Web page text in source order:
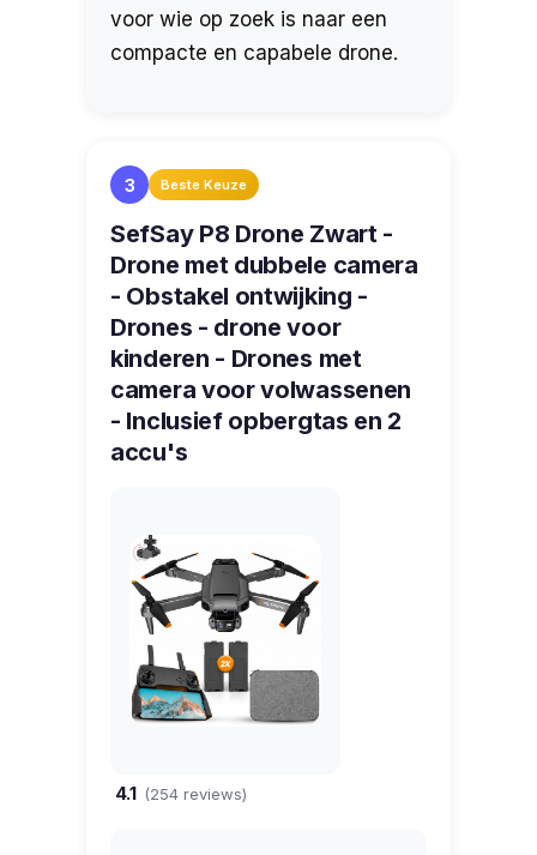
voor wie op zoek is naar een
compacte en capabele drone.
3 Beste Keuze
SefSay P8 Drone Zwart -
Drone met dubbele camera
- Obstakel ontwijking -
Drones - drone voor
kinderen - Drones met
camera voor volwassenen
- Inclusief opbergtas en 2
accu's
4.1 (254 reviews)